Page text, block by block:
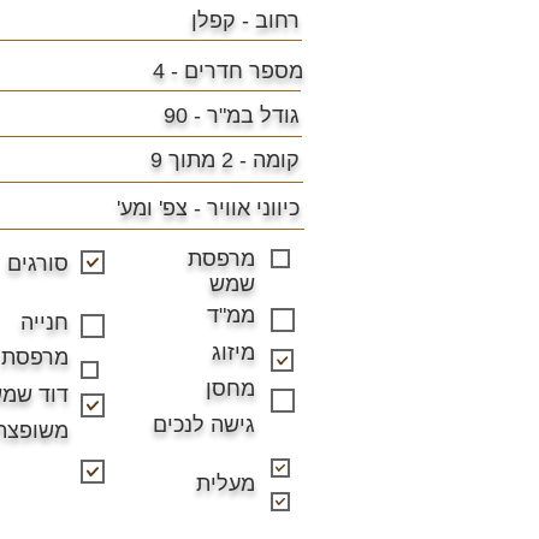
רחוב - קפלן
מספר חדרים - 4
גודל במ"ר -
קומה - 2 מתוך 9
כיווני אוויר - צפ' ומע'
סורגים
חנייה
מרפסת
דוד
מרפסת
שמש
ממ"ד
מיזוג
מחסן
גישה לנכים
מעלית